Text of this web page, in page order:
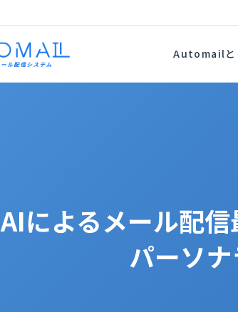
Automailと
AIによるメール配
パーソ